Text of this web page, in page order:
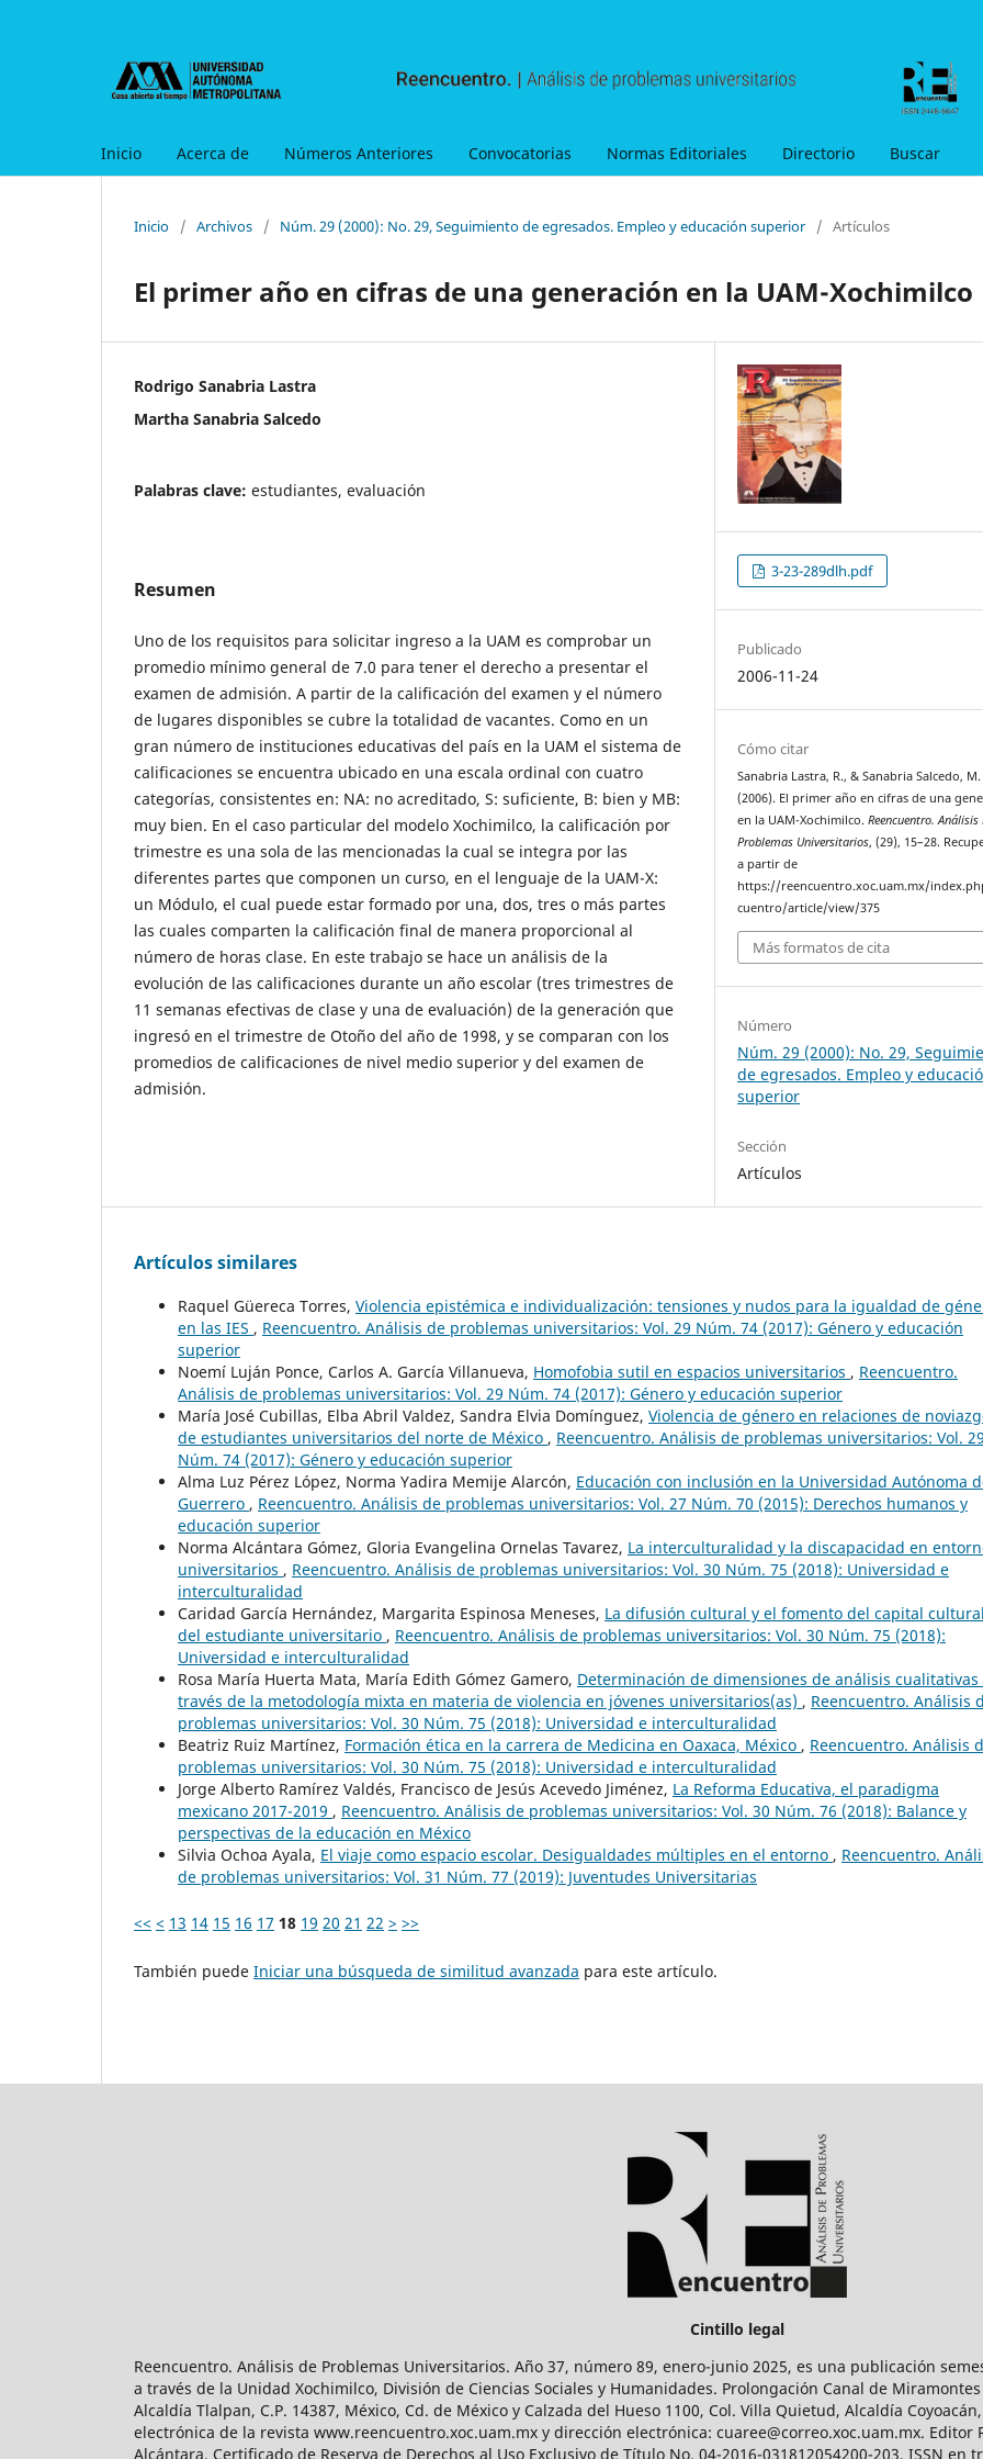
Inicio Acerca de Números Anteriores Convocatorias Normas Editoriales Directorio Buscar
Inicio / Archivos / Núm. 29 (2000): No. 29, Seguimiento de egresados. Empleo y educación superior / Artículos
El primer año en cifras de una generación en la UAM-Xochimilco
Rodrigo Sanabria Lastra
Martha Sanabria Salcedo
Palabras clave: estudiantes, evaluación
Resumen
Uno de los requisitos para solicitar ingreso a la UAM es comprobar un
promedio mínimo general de 7.0 para tener el derecho a presentar el
examen de admisión. A partir de la calificación del examen y el número
de lugares disponibles se cubre la totalidad de vacantes. Como en un
gran número de instituciones educativas del país en la UAM el sistema de
calificaciones se encuentra ubicado en una escala ordinal con cuatro
categorías, consistentes en: NA: no acreditado, S: suficiente, B: bien y MB:
muy bien. En el caso particular del modelo Xochimilco, la calificación por
trimestre es una sola de las mencionadas la cual se integra por las
diferentes partes que componen un curso, en el lenguaje de la UAM-X:
un Módulo, el cual puede estar formado por una, dos, tres o más partes
las cuales comparten la calificación final de manera proporcional al
número de horas clase. En este trabajo se hace un análisis de la
evolución de las calificaciones durante un año escolar (tres trimestres de
11 semanas efectivas de clase y una de evaluación) de la generación que
ingresó en el trimestre de Otoño del año de 1998, y se comparan con los
promedios de calificaciones de nivel medio superior y del examen de
admisión.
3-23-289dlh.pdf
Publicado
2006-11-24
Cómo citar
Sanabria Lastra, R., & Sanabria Salcedo, M.
(2006). El primer año en cifras de una
en la UAM-Xochimilco.Reencuentro. Análisis
Problemas Universitarios, (29), 15–28.
a partir de
https://reencuentro.xoc.uam.mx/
cuentro/article/view/375
Más formatos de cita
Número
Núm. 29 (2000): No. 29,
de egresados. Empleo y
superior
Sección
Artículos
Artículos similares
Raquel Güereca Torres, Violencia epistémica e individualización: tensiones y nudos para la igualdad de
en las IES , Reencuentro. Análisis de problemas universitarios: Vol. 29 Núm. 74 (2017): Género y educación
superior
Noemí Luján Ponce, Carlos A. García Villanueva, Homofobia sutil en espacios universitarios , Reencuentro.
Análisis de problemas universitarios: Vol. 29 Núm. 74 (2017): Género y educación superior
María José Cubillas, Elba Abril Valdez, Sandra Elvia Domínguez, Violencia de género en relaciones de
de estudiantes universitarios del norte de México , Reencuentro. Análisis de problemas universitarios: Vol. 29
Núm. 74 (2017): Género y educación superior
Alma Luz Pérez López, Norma Yadira Memije Alarcón, Educación con inclusión en la Universidad Autónoma
Guerrero , Reencuentro. Análisis de problemas universitarios: Vol. 27 Núm. 70 (2015): Derechos humanos y
educación superior
Norma Alcántara Gómez, Gloria Evangelina Ornelas Tavarez, La interculturalidad y la discapacidad en
universitarios , Reencuentro. Análisis de problemas universitarios: Vol. 30 Núm. 75 (2018): Universidad e
interculturalidad
Caridad García Hernández, Margarita Espinosa Meneses, La difusión cultural y el fomento del capital cultural
del estudiante universitario , Reencuentro. Análisis de problemas universitarios: Vol. 30 Núm. 75 (2018):
Universidad e interculturalidad
Rosa María Huerta Mata, María Edith Gómez Gamero, Determinación de dimensiones de análisis cualitativas
través de la metodología mixta en materia de violencia en jóvenes universitarios(as) , Reencuentro. Análisis
problemas universitarios: Vol. 30 Núm. 75 (2018): Universidad e interculturalidad
Beatriz Ruiz Martínez, Formación ética en la carrera de Medicina en Oaxaca, México , Reencuentro. Análisis
problemas universitarios: Vol. 30 Núm. 75 (2018): Universidad e interculturalidad
Jorge Alberto Ramírez Valdés, Francisco de Jesús Acevedo Jiménez, La Reforma Educativa, el paradigma
mexicano 2017-2019 , Reencuentro. Análisis de problemas universitarios: Vol. 30 Núm. 76 (2018): Balance y
perspectivas de la educación en México
Silvia Ochoa Ayala, El viaje como espacio escolar. Desigualdades múltiples en el entorno , Reencuentro.
de problemas universitarios: Vol. 31 Núm. 77 (2019): Juventudes Universitarias
<< < 13 14 15 16 17 18 19 20 21 22 > >>
También puede Iniciar una búsqueda de similitud avanzada para este artículo.
Cintillo legal
Reencuentro. Análisis de Problemas Universitarios. Año 37, número 89, enero-junio 2025, es una publicación
a través de la Unidad Xochimilco, División de Ciencias Sociales y Humanidades. Prolongación Canal de Miramontes
Alcaldía Tlalpan, C.P. 14387, México, Cd. de México y Calzada del Hueso 1100, Col. Villa Quietud, Alcaldía
electrónica de la revista www.reencuentro.xoc.uam.mx y dirección electrónica: cuaree@correo.xoc.uam.mx. Editor
Alcántara. Certificado de Reserva de Derechos al Uso Exclusivo de Título No. 04-2016-031812054200-203, ISSN